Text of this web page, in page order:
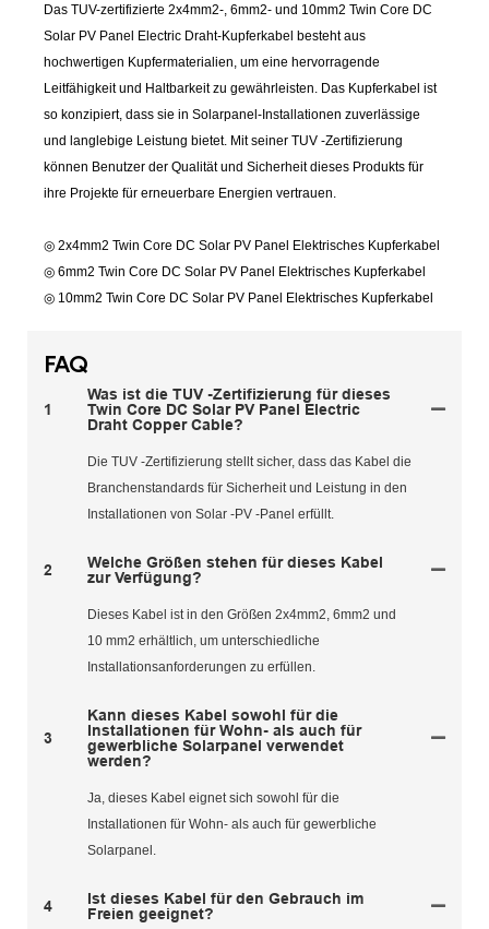
Das TUV-zertifizierte 2x4mm2-, 6mm2- und 10mm2 Twin Core DC
Solar PV Panel Electric Draht-Kupferkabel besteht aus
hochwertigen Kupfermaterialien, um eine hervorragende
Leitfähigkeit und Haltbarkeit zu gewährleisten. Das Kupferkabel ist
so konzipiert, dass sie in Solarpanel-Installationen zuverlässige
und langlebige Leistung bietet. Mit seiner TUV -Zertifizierung
können Benutzer der Qualität und Sicherheit dieses Produkts für
ihre Projekte für erneuerbare Energien vertrauen.
◎ 2x4mm2 Twin Core DC Solar PV Panel Elektrisches Kupferkabel
◎ 6mm2 Twin Core DC Solar PV Panel Elektrisches Kupferkabel
◎ 10mm2 Twin Core DC Solar PV Panel Elektrisches Kupferkabel
FAQ
1
Was ist die TUV -Zertifizierung für dieses
Twin Core DC Solar PV Panel Electric
Draht Copper Cable?
Die TUV -Zertifizierung stellt sicher, dass das Kabel die
Branchenstandards für Sicherheit und Leistung in den
Installationen von Solar -PV -Panel erfüllt.
2
Welche Größen stehen für dieses Kabel
zur Verfügung?
Dieses Kabel ist in den Größen 2x4mm2, 6mm2 und
10 mm2 erhältlich, um unterschiedliche
Installationsanforderungen zu erfüllen.
3
Kann dieses Kabel sowohl für die
Installationen für Wohn- als auch für
gewerbliche Solarpanel verwendet
werden?
Ja, dieses Kabel eignet sich sowohl für die
Installationen für Wohn- als auch für gewerbliche
Solarpanel.
4
Ist dieses Kabel für den Gebrauch im
Freien geeignet?